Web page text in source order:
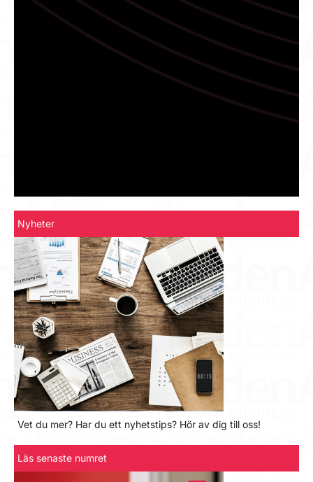
Nyheter
Vet du mer? Har du ett nyhetstips? Hör av dig till oss!
Läs senaste numret